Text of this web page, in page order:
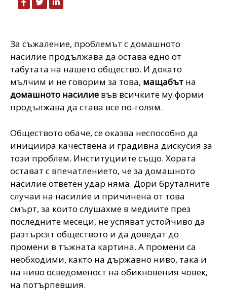
За съжаление, проблемът с домашното
насилие продължава да остава едно от
табутата на нашето общество. И докато
мълчим и не говорим за това, мащабът на
домашното насилие във всичките му форми
продължава да става все по-голям.
Обществото обаче, се оказва неспособно да
инициира качествена и градивна дискусия за
този проблем. Институциите също. Хората
остават с впечатлението, че за домашното
насилие ответен удар няма. Дори бруталните
случаи на насилие и причинена от това
смърт, за които слушахме в медиите през
последните месеци, не успяват устойчиво да
разтърсят обществото и да доведат до
промени в тъжната картина. А промени са
необходими, както на държавно ниво, така и
на ниво осведоменост на обикновения човек,
на потърпевшия.